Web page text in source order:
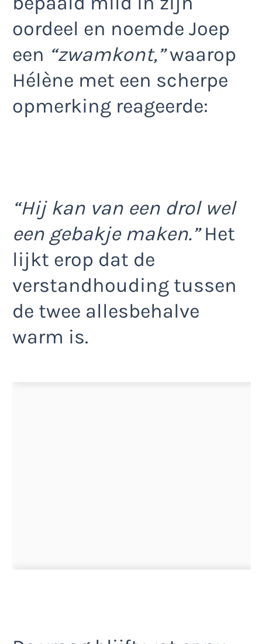
oordeel en noemde Joep
een “zwamkont,”waarop
Hélène met een scherpe
opmerking reageerde:
“Hij kan van een drol wel
een gebakje maken.”Het
lijkt erop dat de
verstandhouding tussen
de twee allesbehalve
warm is.